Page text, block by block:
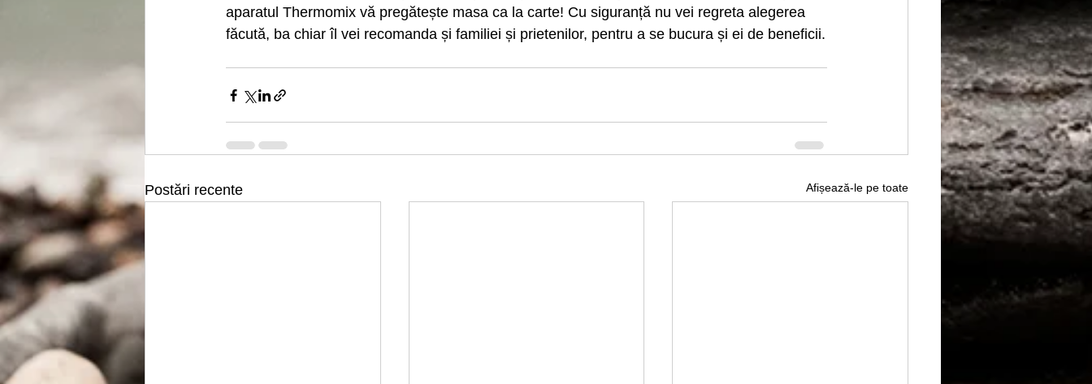
aparatul Thermomix vă pregătește masa ca la carte! Cu siguranță nu vei regreta alegerea
făcută, ba chiar îl vei recomanda și familiei și prietenilor, pentru a se bucura și ei de beneficii.
Postări recente Afișează-le pe toate